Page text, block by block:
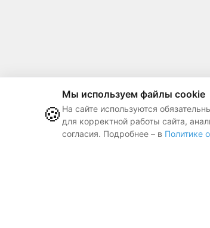
🍪
Мы используем файлы cookie
На сайте используются
для корректной работы сайта,
согласия. Подробнее – в Политике